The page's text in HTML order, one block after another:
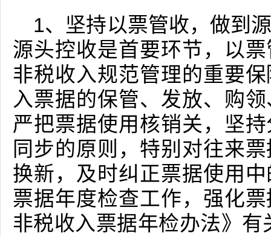
1、坚持以票管收，做到
源头控收是首要环节，以
非税收入规范管理的重要
入票据的保管、发放、购
严把票据使用核销关，坚
同步的原则，特别对往来
换新，及时纠正票据使用
票据年度检查工作，强化
非税收入票据年检办法》